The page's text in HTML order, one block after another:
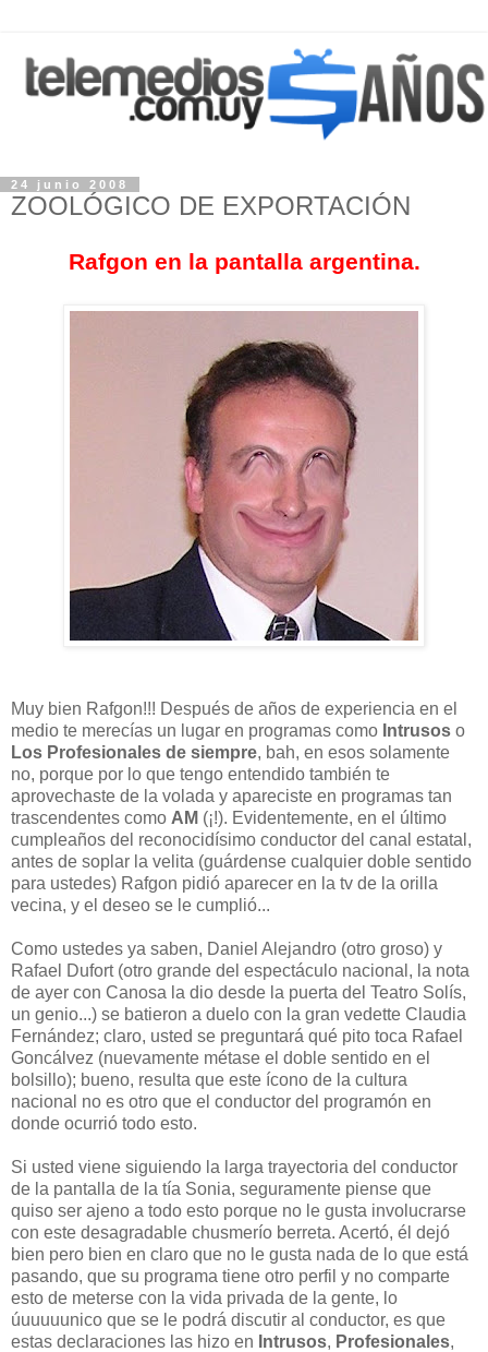
24 junio 2008
ZOOLÓGICO DE EXPORTACIÓN
Rafgon en la pantalla argentina.
Muy bien Rafgon!!! Después de años de experiencia en el
medio te merecías un lugar en programas como Intrusos o
Los Profesionales de siempre, bah, en esos solamente
no, porque por lo que tengo entendido también te
aprovechaste de la volada y apareciste en programas tan
trascendentes como AM (¡!). Evidentemente, en el último
cumpleaños del reconocidísimo conductor del canal estatal,
antes de soplar la velita (guárdense cualquier doble sentido
para ustedes) Rafgon pidió aparecer en la tv de la orilla
vecina, y el deseo se le cumplió...
Como ustedes ya saben, Daniel Alejandro (otro groso) y
Rafael Dufort (otro grande del espectáculo nacional, la nota
de ayer con Canosa la dio desde la puerta del Teatro Solís,
un genio...) se batieron a duelo con la gran vedette Claudia
Fernández; claro, usted se preguntará qué pito toca Rafael
Goncálvez (nuevamente métase el doble sentido en el
bolsillo); bueno, resulta que este ícono de la cultura
nacional no es otro que el conductor del programón en
donde ocurrió todo esto.
Si usted viene siguiendo la larga trayectoria del conductor
de la pantalla de la tía Sonia, seguramente piense que
quiso ser ajeno a todo esto porque no le gusta involucrarse
con este desagradable chusmerío berreta. Acertó, él dejó
bien pero bien en claro que no le gusta nada de lo que está
pasando, que su programa tiene otro perfil y no comparte
esto de meterse con la vida privada de la gente, lo
úuuuuunico que se le podrá discutir al conductor, es que
estas declaraciones las hizo en Intrusos, Profesionales,